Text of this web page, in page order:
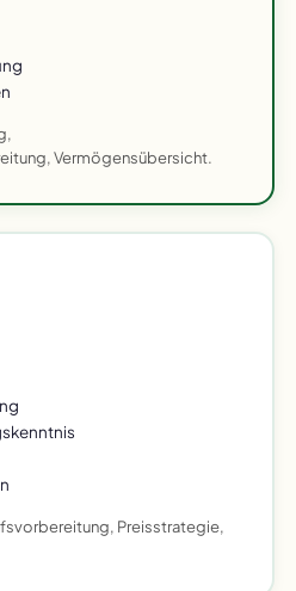
Vermögensübersicht.
Preisstrategie,